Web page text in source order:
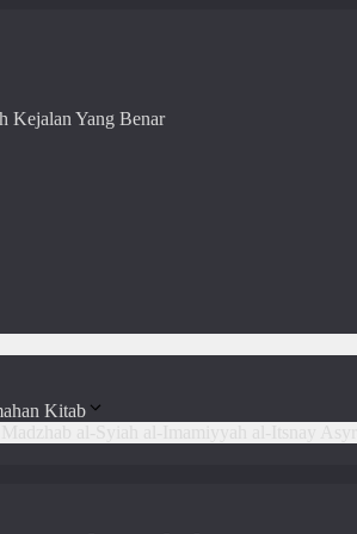
Kejalan Yang Benar
Kitab